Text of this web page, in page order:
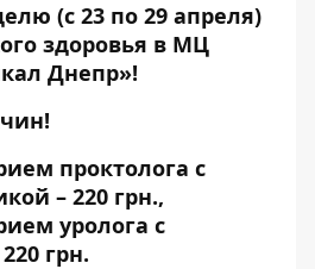
(с 23 по 29 апреля)
здоровья в МЦ
Днепр»!
проктолога с
– 220 грн.,
уролога с
грн.